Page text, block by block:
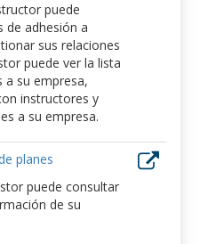
puede
de adhesión a
sus relaciones
puede ver la lista
a su empresa,
instructores y
a su empresa.
planes
puede consultar
de su